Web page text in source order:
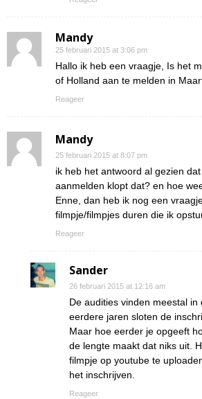
Mandy
25 februari 2015 at 3:06 pm
Hallo ik heb een vraagje, Is het
of Holland aan te melden in
Reageer
Mandy
25 februari 2015 at 8:07 pm
ik heb het antwoord al gezien
aanmelden klopt dat? en hoe
Enne, dan heb ik nog een
filmpje/filmpjes duren die ik
Reageer
Sander
26 februari 2015 at 12:16 am
De audities vinden meestal in
eerdere jaren sloten de
Maar hoe eerder je opgeeft
de lengte maakt dat niks uit.
filmpje op youtube te
het inschrijven.
Reageer